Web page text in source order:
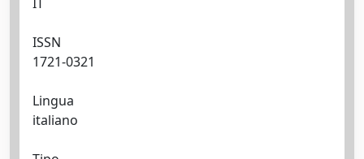
ISSN
Lingua